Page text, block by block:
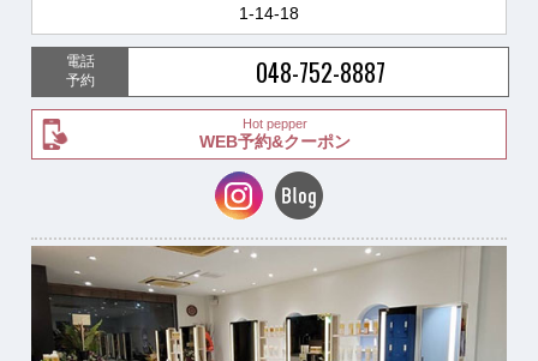
1-14-18
電話
予約
048-752-8887
Hot pepper
WEB予約&クーポン